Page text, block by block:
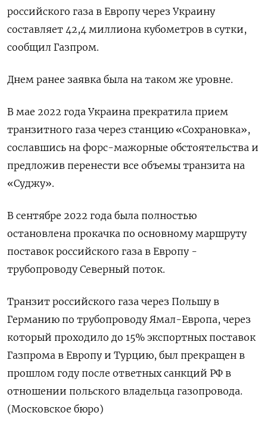
российского газа в Европу через Украину
составляет 42,4 миллиона кубометров в сутки,
сообщил Газпром.
Днем ранее заявка была на таком же уровне.
В мае 2022 года Украина прекратила прием
транзитного газа через станцию «Сохрановка»,
сославшись на форс-мажорные обстоятельства и
предложив перенести все объемы транзита на
«Суджу».
В сентябре 2022 года была полностью
остановлена прокачка по основному маршруту
поставок российского газа в Европу -
трубопроводу Северный поток.
Транзит российского газа через Польшу в
Германию по трубопроводу Ямал-Европа, через
который проходило до 15% экспортных поставок
Газпрома в Европу и Турцию, был прекращен в
прошлом году после ответных санкций РФ в
отношении польского владельца газопровода.
(Московское бюро)